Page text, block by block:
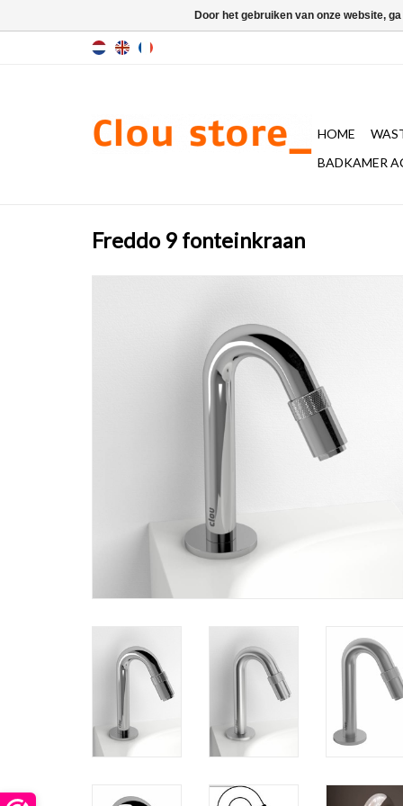
HOME
BADKAMER
Freddo 9 fonteinkraan
Door het gebruiken van onze website,